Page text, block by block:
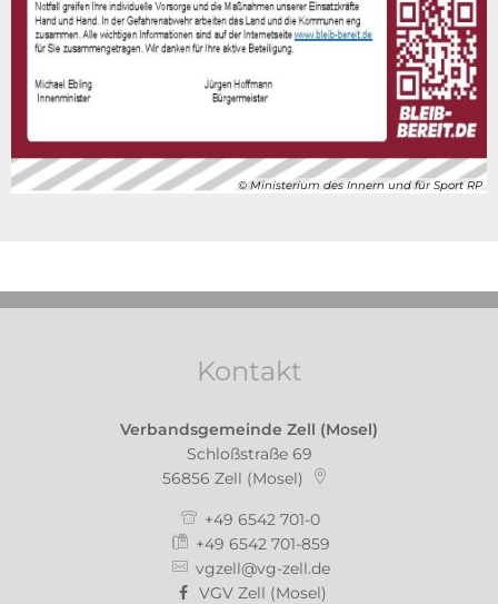
© Ministerium des Innern und für Sport RP
Kontakt
Verbandsgemeinde Zell (Mosel)
Schloßstraße 69
56856 Zell (Mosel)
+49 6542 701-0
+49 6542 701-859
vgzell@vg-zell.de
VGV Zell (Mosel)